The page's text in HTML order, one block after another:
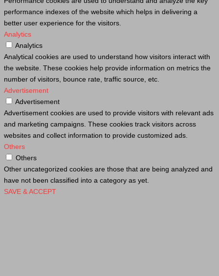
performance indexes of the website which helps in delivering a
better user experience for the visitors.
Analytics
Analytics
Analytical cookies are used to understand how visitors interact with
the website. These cookies help provide information on metrics the
number of visitors, bounce rate, traffic source, etc.
Advertisement
Advertisement
Advertisement cookies are used to provide visitors with relevant ads
and marketing campaigns. These cookies track visitors across
websites and collect information to provide customized ads.
Others
Others
Other uncategorized cookies are those that are being analyzed and
have not been classified into a category as yet.
SAVE & ACCEPT